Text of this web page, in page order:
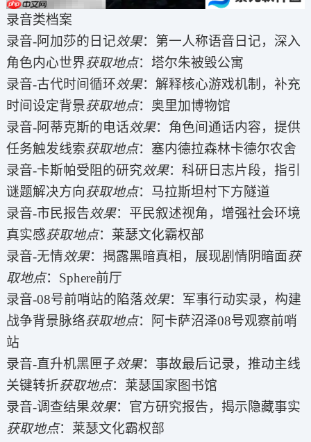
录音类档案
录音-阿加莎的日记效果：第一人称语音日记，深入
角色内心世界获取地点：塔尔朱被毁公寓
录音-古代时间循环效果：解释核心游戏机制，补充
时间设定背景获取地点：奥里加博物馆
录音-阿蒂克斯的电话效果：角色间通话内容，提供
任务触发线索获取地点：塞内德拉森林卡德尔农舍
录音-卡斯帕受阻的研究效果：科研日志片段，指引
谜题解决方向获取地点：马拉斯坦村下方隧道
录音-市民报告效果：平民叙述视角，增强社会环境
真实感获取地点：莱瑟文化霸权部
录音-无情效果：揭露黑暗真相，展现剧情阴暗面获
取地点：Sphere前厅
录音-08号前哨站的陷落效果：军事行动实录，构建
战争背景脉络获取地点：阿卡萨沼泽08号观察前哨
站
录音-直升机黑匣子效果：事故最后记录，推动主线
关键转折获取地点：莱瑟国家图书馆
录音-调查结果效果：官方研究报告，揭示隐藏事实
获取地点：莱瑟文化霸权部